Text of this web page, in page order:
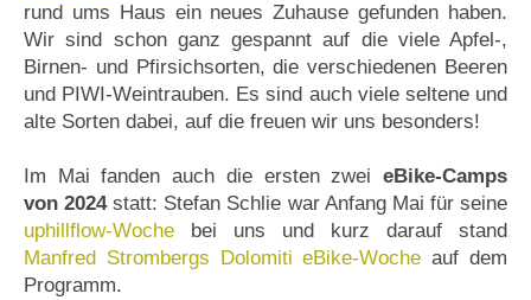
rund ums Haus ein neues Zuhause gefunden haben.
Wir sind schon ganz gespannt auf die viele Apfel-,
Birnen- und Pfirsichsorten, die verschiedenen Beeren
und PIWI-Weintrauben. Es sind auch viele seltene und
alte Sorten dabei, auf die freuen wir uns besonders!
Im Mai fanden auch die ersten zwei eBike-Camps
von 2024statt: Stefan Schlie war Anfang Mai für seine
uphillflow-Woche bei uns und kurz darauf stand
Manfred Strombergs Dolomiti eBike-Woche auf dem
Programm.